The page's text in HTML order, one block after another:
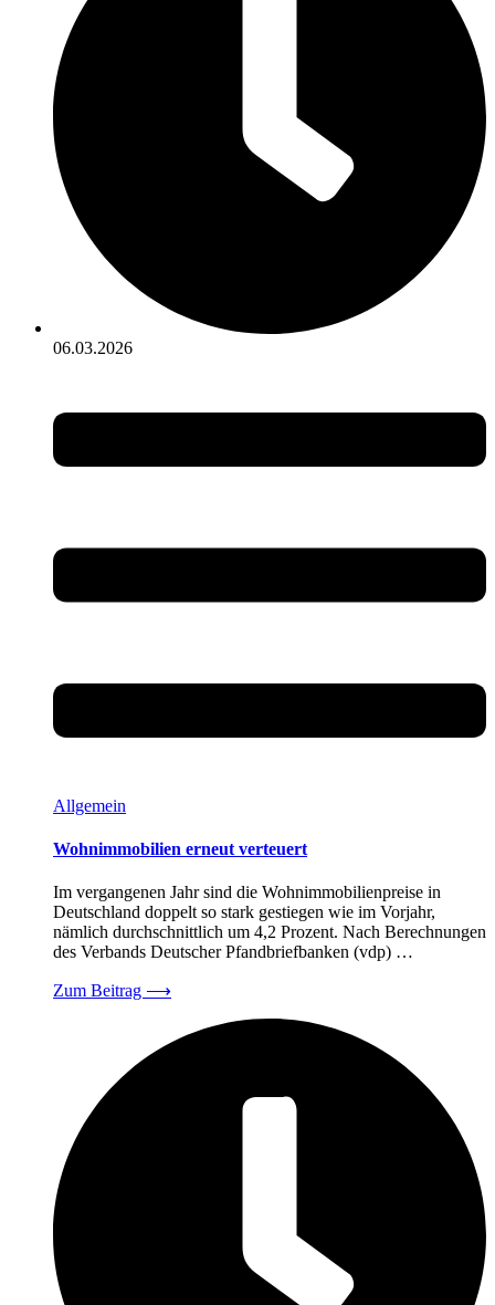
06.03.2026
Allgemein
Wohnimmobilien erneut verteuert
Im vergangenen Jahr sind die Wohnimmobilienpreise in
Deutschland doppelt so stark gestiegen wie im Vorjahr,
nämlich durchschnittlich um 4,2 Prozent. Nach Berechnungen
des Verbands Deutscher Pfandbriefbanken (vdp) …
Zum Beitrag ⟶